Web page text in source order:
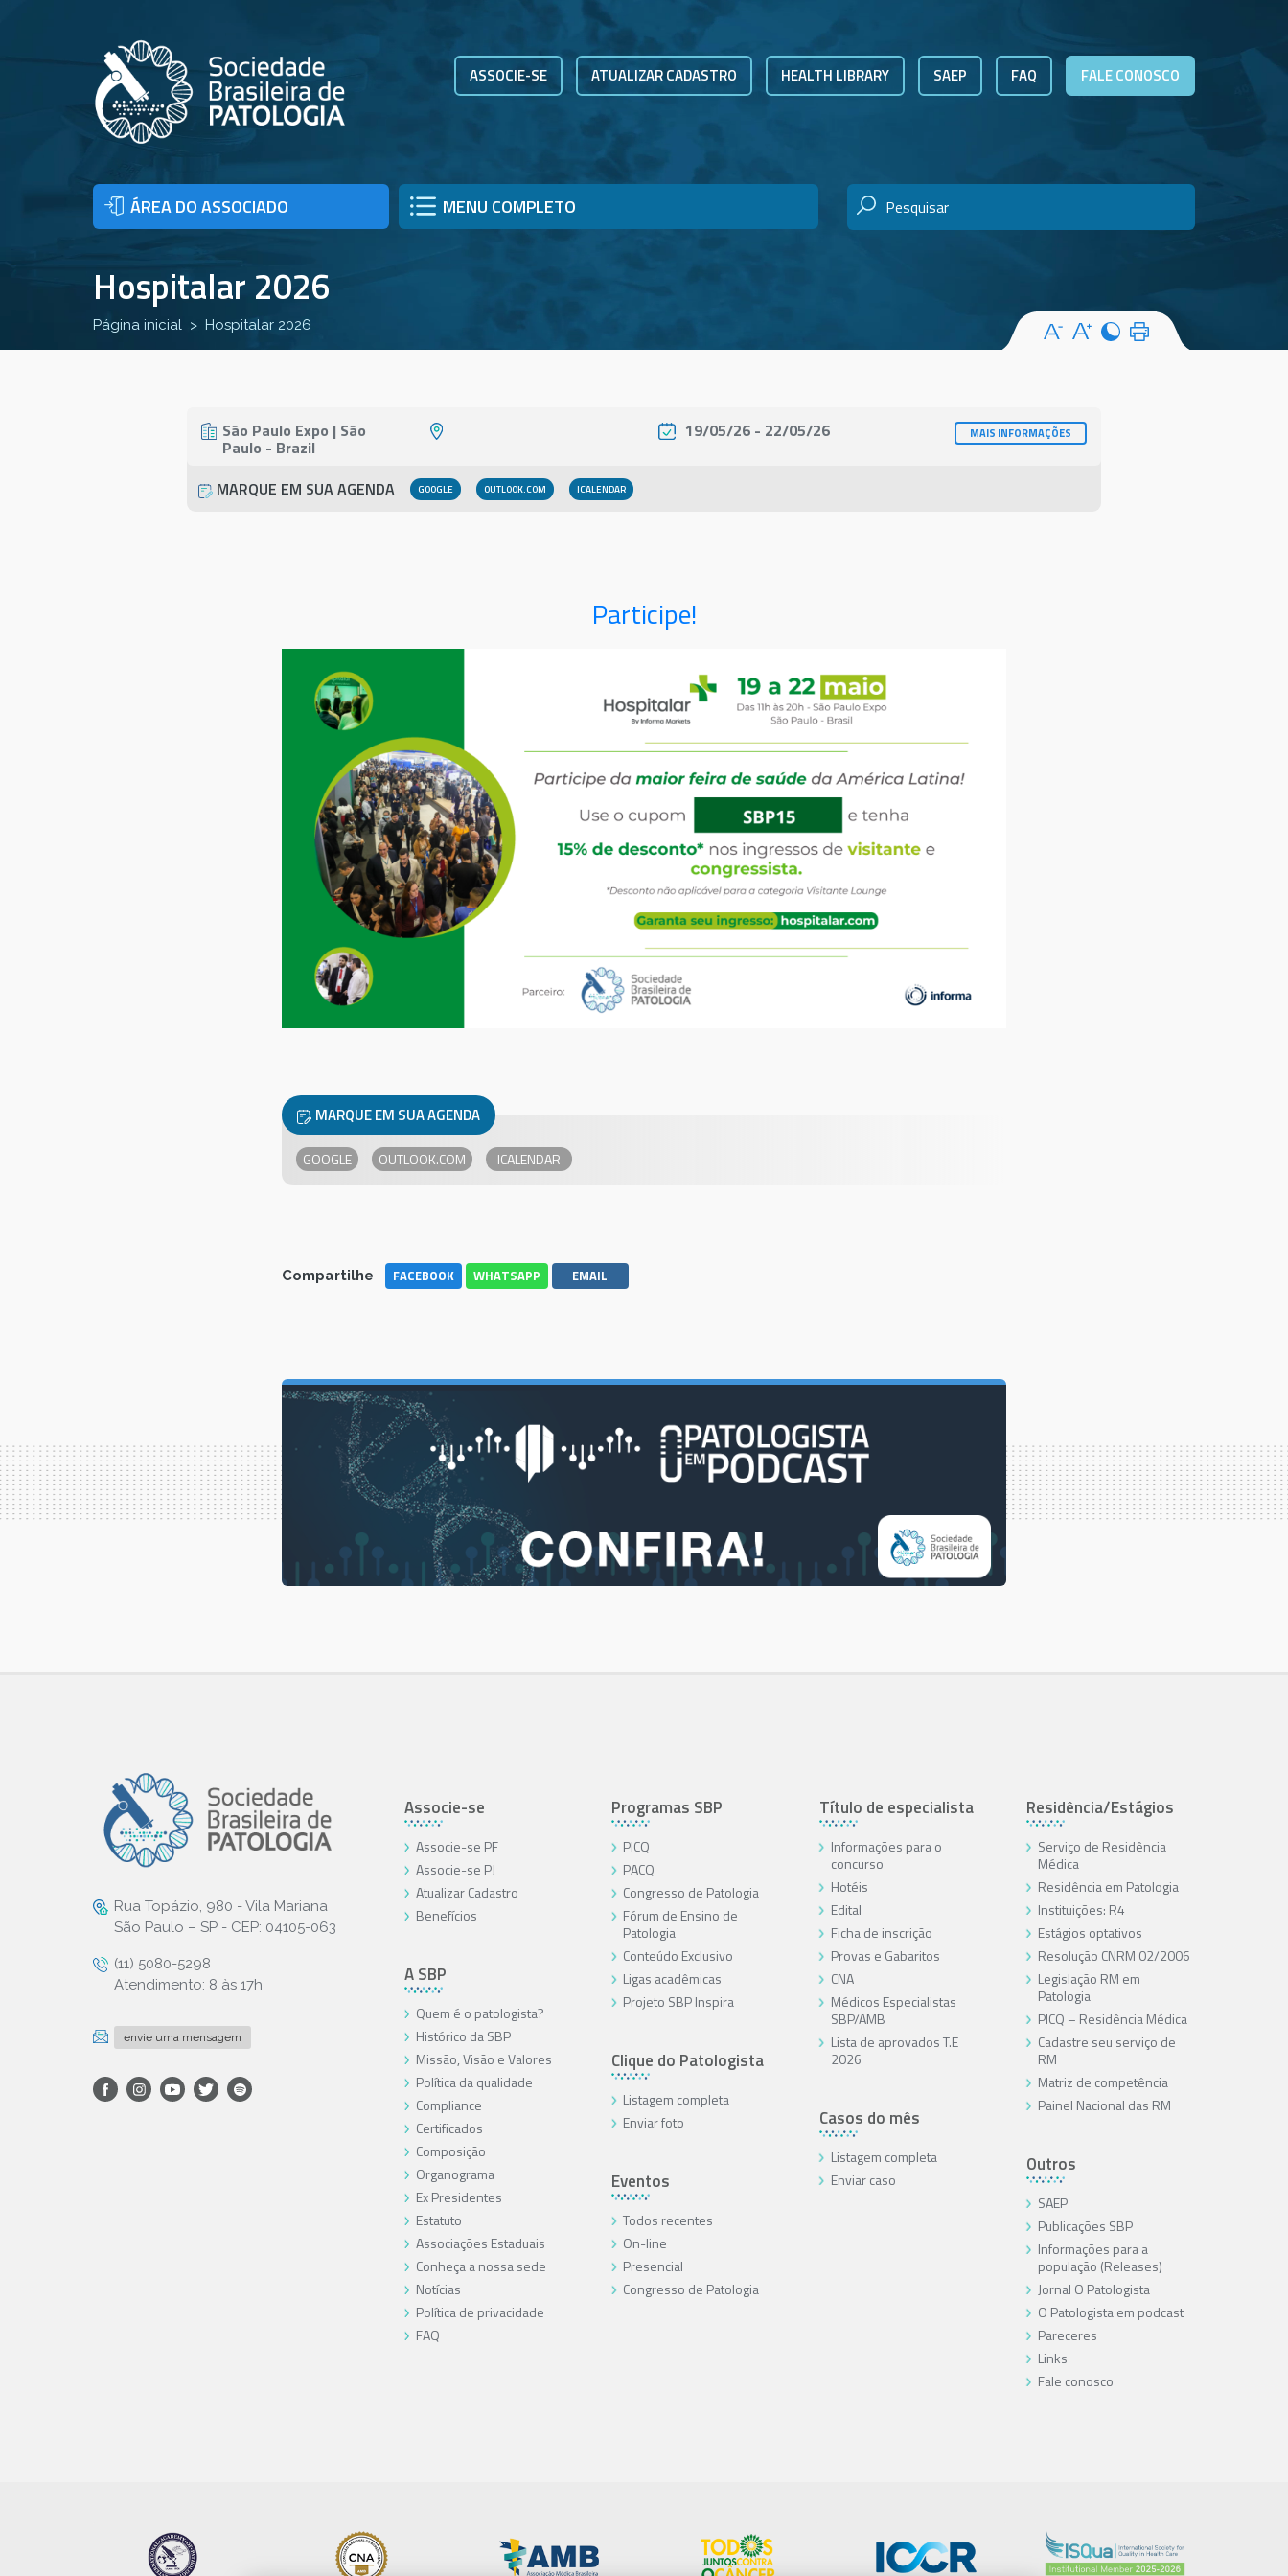
ASSOCIE-SE ATUALIZAR CADASTRO HEALTH LIBRARY SAEP FAQ FALE CONOSCO
ÁREA DO ASSOCIADO MENU COMPLETO
Hospitalar 2026
Página inicial Hospitalar 2026
São Paulo Expo | São
Paulo - Brazil
19/05/26 - 22/05/26 MAIS INFORMAÇÕES
MARQUE EM SUA AGENDA GOOGLE OUTLOOK.COM
Participe!
MARQUE EM SUA AGENDA
GOOGLE OUTLOOK.COM
Compartilhe FACEBOOK WHATSAPP EMAIL
Rua Topázio, 980 - Vila Mariana
São Paulo – SP - CEP: 04105-063
(11) 5080-5298
Atendimento: 8 às 17h
envie uma mensagem
Associe-se
Associe-se PF
Associe-se PJ
Atualizar Cadastro
Benefícios
A SBP
Quem é o patologista?
Histórico da SBP
Missão, Visão e Valores
Política da qualidade
Compliance
Certificados
Composição
Organograma
Ex Presidentes
Estatuto
Associações Estaduais
Conheça a nossa sede
Notícias
Política de privacidade
FAQ
Programas SBP
PICQ
PACQ
Congresso de Patologia
Fórum de Ensino de
Patologia
Conteúdo Exclusivo
Ligas acadêmicas
Projeto SBP Inspira
Clique do Patologista
Listagem completa
Enviar foto
Eventos
Todos recentes
On-line
Presencial
Congresso de Patologia
Título de especialista
Informações para o
concurso
Hotéis
Edital
Ficha de inscrição
Provas e Gabaritos
CNA
Médicos Especialistas
SBP/AMB
Lista de aprovados T.E
2026
Casos do mês
Listagem completa
Enviar caso
Residência/Estágios
Serviço de Residência
Médica
Residência em Patologia
Instituições: R4
Estágios optativos
Resolução CNRM 02/2006
Legislação RM em
Patologia
PICQ – Residência Médica
Cadastre seu serviço de
RM
Matriz de competência
Painel Nacional das RM
Outros
SAEP
Publicações SBP
Informações para a
população (Releases)
Jornal O Patologista
O Patologista em podcast
Pareceres
Links
Fale conosco